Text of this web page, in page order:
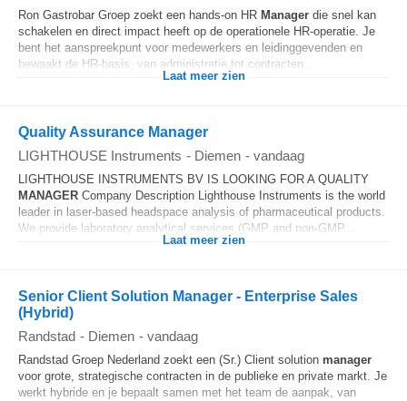
Ron Gastrobar Groep zoekt een hands-on HR Manager die snel kan
schakelen en direct impact heeft op de operationele HR-operatie. Je
bent het aanspreekpunt voor medewerkers en leidinggevenden en
bewaakt de HR-basis, van administratie tot contracten...
Laat meer zien
Quality Assurance Manager
LIGHTHOUSE Instruments - Diemen - vandaag
LIGHTHOUSE INSTRUMENTS BV IS LOOKING FOR A QUALITY
MANAGER Company Description Lighthouse Instruments is the world
leader in laser-based headspace analysis of pharmaceutical products.
We provide laboratory analytical services (GMP and non-GMP...
Laat meer zien
Senior Client Solution Manager - Enterprise Sales
(Hybrid)
Randstad - Diemen - vandaag
Randstad Groep Nederland zoekt een (Sr.) Client solution manager
voor grote, strategische contracten in de publieke en private markt. Je
werkt hybride en je bepaalt samen met het team de aanpak, van